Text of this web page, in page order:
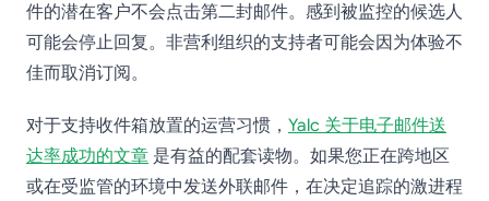
件的潜在客户不会点击第二封邮件。感到被监控的候选人
可能会停止回复。非营利组织的支持者可能会因为体验不
佳而取消订阅。
对于支持收件箱放置的运营习惯， Yalc 关于电子邮件送
达率成功的文章 是有益的配套读物。如果您正在跨地区
或在受监管的环境中发送外联邮件，在决定追踪的激进程